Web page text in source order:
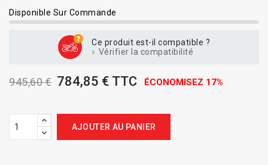
Disponible Sur Commande
Ce produit est-il compatible ?
Vérifier la compatibilité
945,60 € 784,85 € TTC ÉCONOMISEZ 17%
AJOUTER AU PANIER